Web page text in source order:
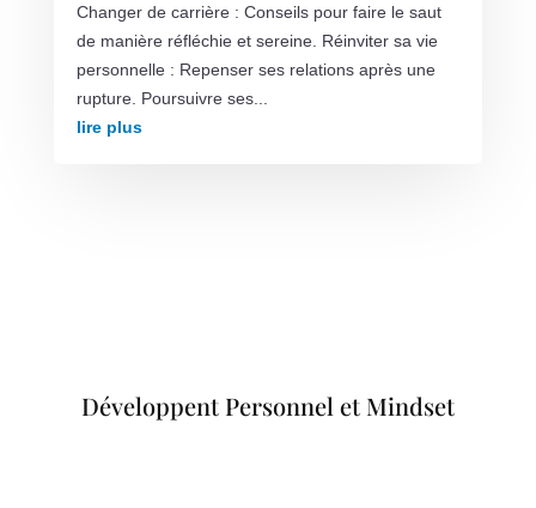
Changer de carrière : Conseils pour faire le saut
de manière réfléchie et sereine. Réinviter sa vie
personnelle : Repenser ses relations après une
rupture. Poursuivre ses...
lire plus
Développent Personnel et Mindset